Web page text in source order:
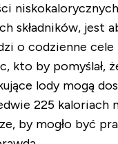
składników, jest
o codzienne cele
kto by pomyślał,
lody mogą
225 kaloriach
by mogło być